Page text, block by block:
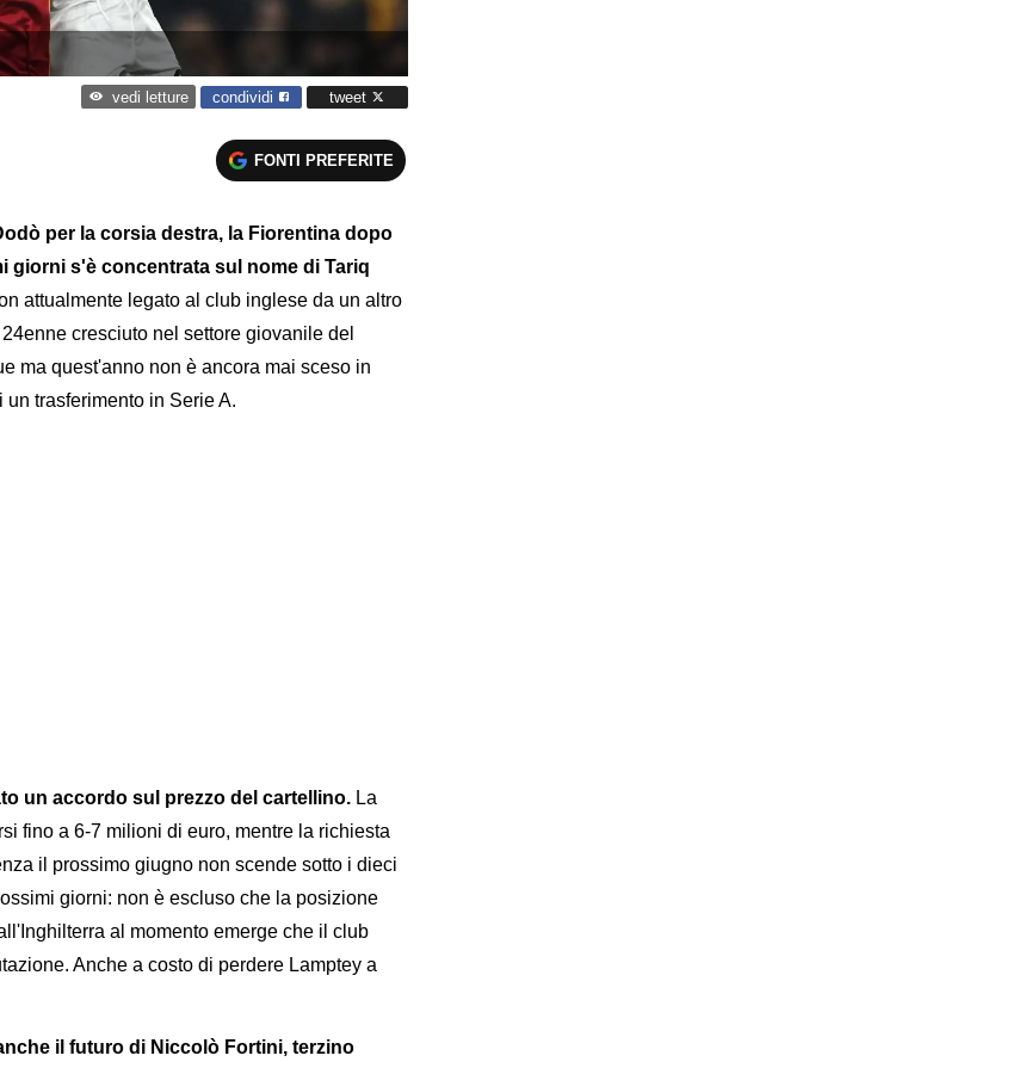
vedi letture condividi tweet
FONTI PREFERITE
per la corsia destra, la Fiorentina dopo
giorni s'è concentrata sul nome di Tariq
attualmente legato al club inglese da un altro
cresciuto nel settore giovanile del
ma quest'anno non è ancora mai sceso in
trasferimento in Serie A.
un accordo sul prezzo del cartellino. La
fino a 6-7 milioni di euro, mentre la richiesta
il prossimo giugno non scende sotto i dieci
giorni: non è escluso che la posizione
al momento emerge che il club
Anche a costo di perdere Lamptey a
il futuro di Niccolò Fortini, terzino